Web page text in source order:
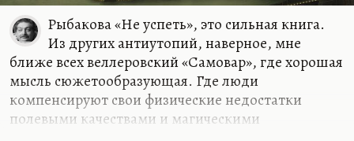
Рыбакова «Не успеть», это сильная книга.
Из других антиутопий, наверное, мне
ближе всех веллеровский «Самовар», где хорошая
мысль сюжетообразующая. Где люди
компенсируют свои физические недостатки
полевыми качествами и магическими